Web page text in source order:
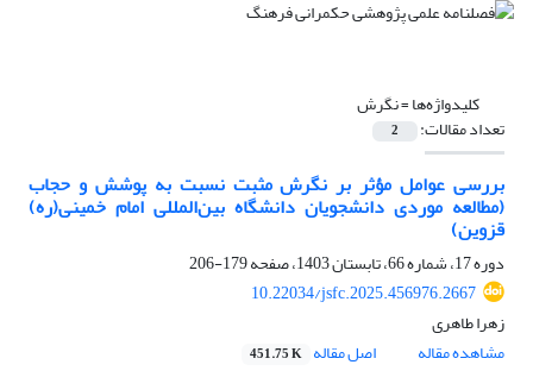
کلیدواژه‌ها =نگرش
تعداد مقالات: 2
بررسی عوامل مؤثر بر نگرش مثبت نسبت به پوشش و حجاب
(مطالعه موردی دانشجویان دانشگاه بین‌المللی امام خمینی(ره)
قزوین)
دوره 17، شماره 66، تابستان 1403، صفحه
179-206
10.22034/jsfc.2025.456976.2667
زهرا طاهری
مشاهده مقاله
اصل مقاله 451.75 K